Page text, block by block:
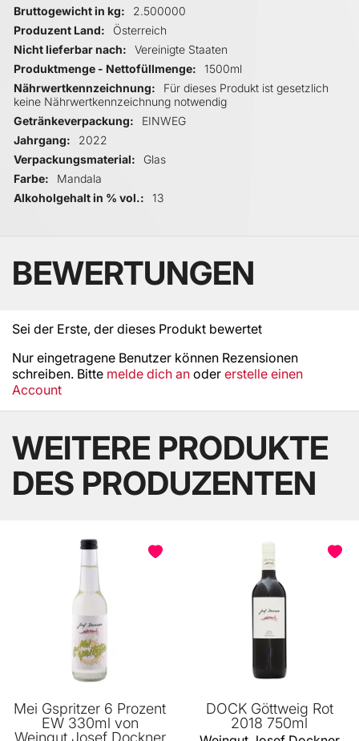
Bruttogewicht in kg
2.500000
Produzent Land
Österreich
Nicht lieferbar nach
Vereinigte Staaten
Produktmenge - Nettofüllmenge
1500ml
Nährwertkennzeichnung
Für dieses Produkt ist gesetzlich
keine Nährwertkennzeichnung notwendig
Getränkeverpackung
EINWEG
Jahrgang
2022
Verpackungsmaterial
Glas
Farbe
Mandala
Alkoholgehalt in % vol.
13
BEWERTUNGEN
Sei der Erste, der dieses Produkt bewertet
Nur eingetragene Benutzer können Rezensionen
schreiben. Bitte melde dich an oder erstelle einen
Account
WEITERE PRODUKTE
DES PRODUZENTEN
Mei Gspritzer 6 Prozent
EW 330ml von
Weingut Josef Dockner
DOCK Göttweig Rot
2018 750ml